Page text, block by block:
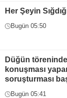
Her Şeyin
Bugün 05:50
Düğün
konuşması
soruşturması
Bugün 05:41